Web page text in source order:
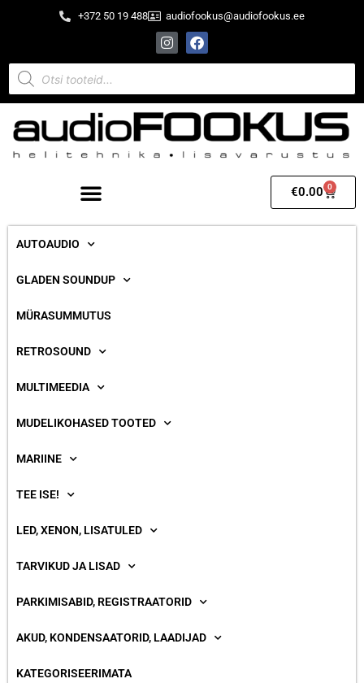
+372 50 19 488 audiofookus@audiofookus.ee
€0.00 0
AUTOAUDIO
GLADEN SOUNDUP
MÜRASUMMUTUS
RETROSOUND
MULTIMEEDIA
MUDELIKOHASED TOOTED
MARIINE
TEE ISE!
LED, XENON, LISATULED
TARVIKUD JA LISAD
PARKIMISABID, REGISTRAATORID
AKUD, KONDENSAATORID, LAADIJAD
KATEGORISEERIMATA